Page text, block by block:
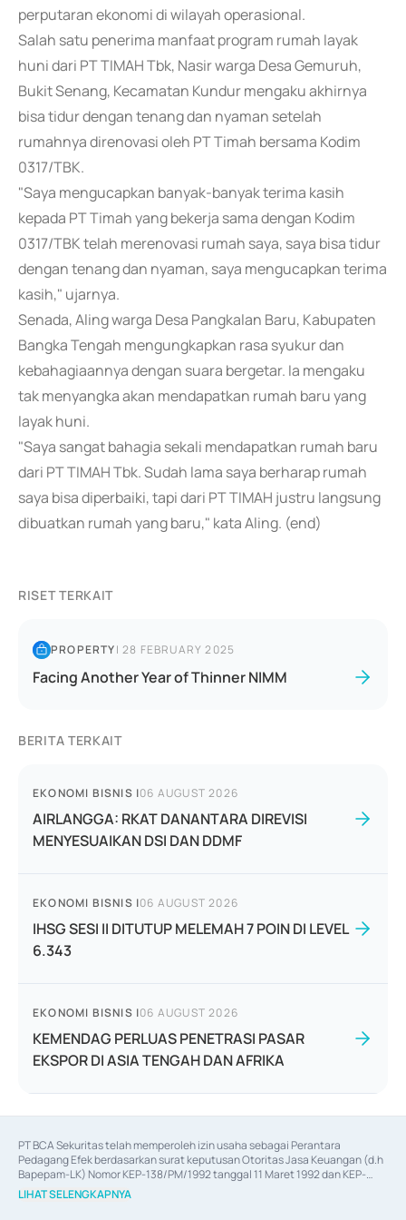
perputaran ekonomi di wilayah operasional.
Salah satu penerima manfaat program rumah layak
huni dari PT TIMAH Tbk, Nasir warga Desa Gemuruh,
Bukit Senang, Kecamatan Kundur mengaku akhirnya
bisa tidur dengan tenang dan nyaman setelah
rumahnya direnovasi oleh PT Timah bersama Kodim
0317/TBK.
"Saya mengucapkan banyak-banyak terima kasih
kepada PT Timah yang bekerja sama dengan Kodim
0317/TBK telah merenovasi rumah saya, saya bisa tidur
dengan tenang dan nyaman, saya mengucapkan terima
kasih," ujarnya.
Senada, Aling warga Desa Pangkalan Baru, Kabupaten
Bangka Tengah mengungkapkan rasa syukur dan
kebahagiaannya dengan suara bergetar. Ia mengaku
tak menyangka akan mendapatkan rumah baru yang
layak huni.
"Saya sangat bahagia sekali mendapatkan rumah baru
dari PT TIMAH Tbk. Sudah lama saya berharap rumah
saya bisa diperbaiki, tapi dari PT TIMAH justru langsung
dibuatkan rumah yang baru," kata Aling. (end)
RISET TERKAIT
PROPERTY|28 FEBRUARY 2025
Facing Another Year of Thinner NIMM
BERITA TERKAIT
EKONOMI BISNIS |06 AUGUST 2026
AIRLANGGA: RKAT DANANTARA DIREVISI
MENYESUAIKAN DSI DAN DDMF
EKONOMI BISNIS |06 AUGUST 2026
IHSG SESI II DITUTUP MELEMAH 7 POIN DI LEVEL
6.343
EKONOMI BISNIS |06 AUGUST 2026
KEMENDAG PERLUAS PENETRASI PASAR
EKSPOR DI ASIA TENGAH DAN AFRIKA
PT BCA Sekuritas telah memperoleh izin usaha sebagai Perantara
Pedagang Efek berdasarkan surat keputusan Otoritas Jasa Keuangan (d.h
Bapepam-LK) Nomor KEP-138/PM/1992 tanggal 11 Maret 1992 dan KEP-
06/D.04/2014 tanggal 28 Februari 2014, izin usaha sebagai Penjamin Emisi
Efek berdasarkan surat keputusan Otoritas Jasa Keuangan Nomor KEP-
LIHAT SELENGKAPNYA